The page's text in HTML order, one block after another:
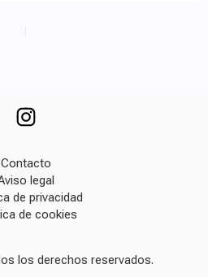
Contacto
legal
de privacidad
de cookies
los derechos reservados.